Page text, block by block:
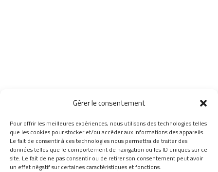
Gérer le consentement
Pour offrir les meilleures expériences, nous utilisons des technologies telles
que les cookies pour stocker et/ou accéder aux informations des appareils.
Le fait de consentir à ces technologies nous permettra de traiter des
données telles que le comportement de navigation ou les ID uniques sur ce
site. Le fait de ne pas consentir ou de retirer son consentement peut avoir
un effet négatif sur certaines caractéristiques et fonctions.